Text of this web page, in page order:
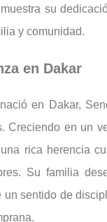
su
y comunidad.
en Dakar
en Dakar,
Creciendo en un
rica herencia
Su familia
un sentido de